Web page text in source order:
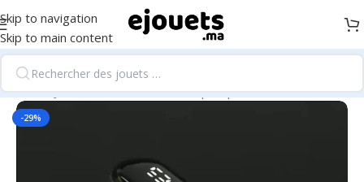
Skip to navigation
Skip to main content
Accueil/Jeux Éducatifs & Électroniques pour Enfants
-29%